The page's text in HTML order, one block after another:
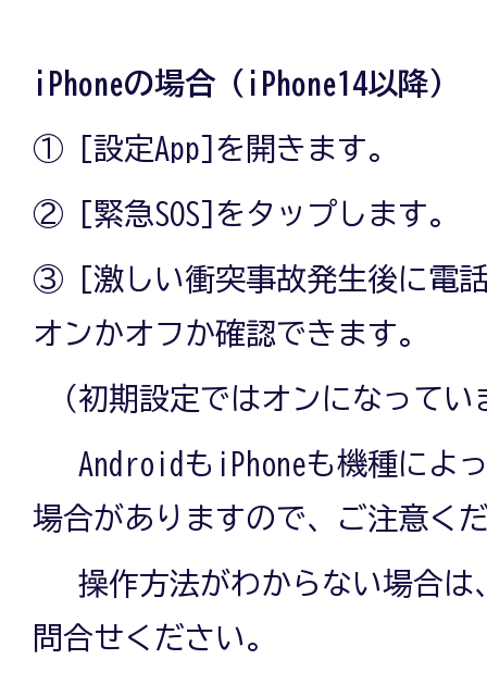
iPhoneの場合（iPhone14以降）
① [設定App]を開きます。
② [緊急SOS]をタップします。
③ [激しい衝突事故発生後に電
オンかオフか確認できます。
（初期設定ではオンになってい
AndroidもiPhoneも機種によ
場合がありますので、ご注意く
操作方法がわからない場合は
問合せください。